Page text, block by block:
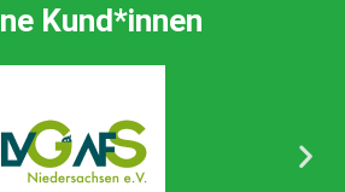
Kund*innen